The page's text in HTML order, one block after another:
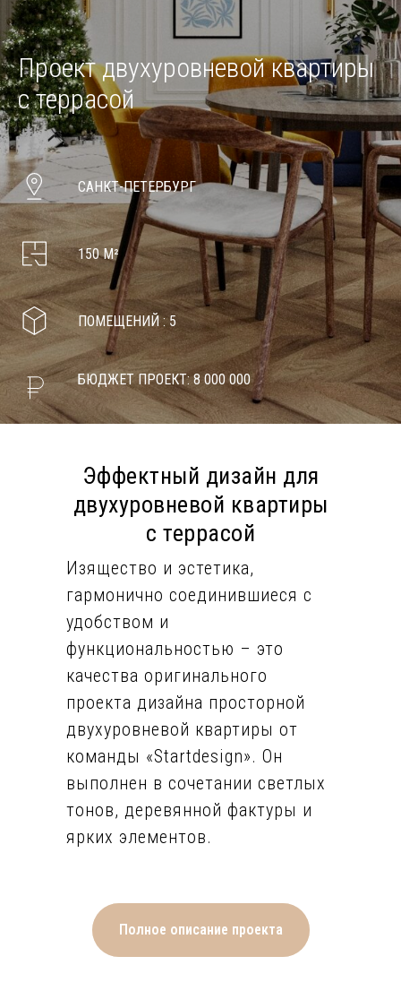
Проект двухуровневой квартиры
с террасой
САНКТ-ПЕТЕРБУРГ
150 М²
ПОМЕЩЕНИЙ : 5
БЮДЖЕТ ПРОЕКТ: 8 000 000
Эффектный дизайн для
двухуровневой квартиры
с террасой
Изящество и эстетика,
гармонично соединившиеся с
удобством и
функциональностью – это
качества оригинального
проекта дизайна просторной
двухуровневой квартиры от
команды «Startdesign». Он
выполнен в сочетании светлых
тонов, деревянной фактуры и
ярких элементов.
помещений украшены
неброским геометрическим
декором в тон. На полах
Полное описание проекта